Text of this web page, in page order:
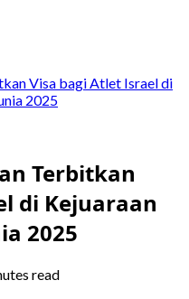
Visa bagi Atlet Israel di
2025
Terbitkan
di Kejuaraan
2025
read